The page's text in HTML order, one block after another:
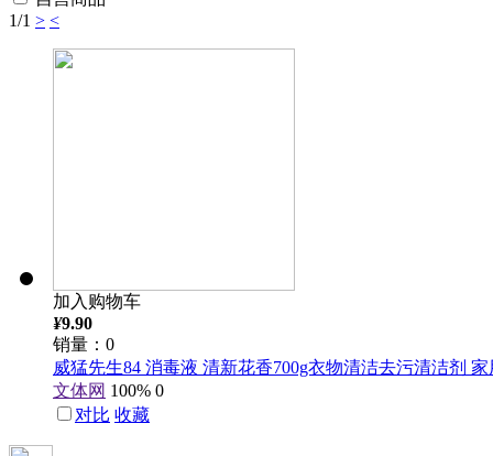
1/1 > <
加入购物车
¥9.90
销量：0
威猛先生84 消毒液 清新花香700g衣物清洁去污清洁剂
文体网 100% 0
对比 收藏